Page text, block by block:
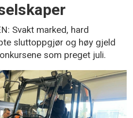
Svakt marked, hard
sluttoppgjør og høy gjeld
som preget juli.